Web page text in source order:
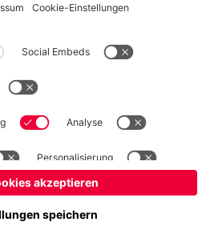
Nutzungsbedingungen Barrierefreiheit